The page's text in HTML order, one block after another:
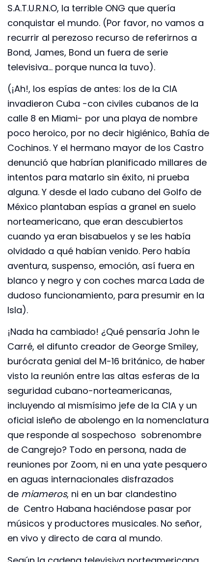
S.A.T.U.R.N.O, la terrible ONG que quería
conquistar el mundo. (Por favor, no vamos a
recurrir al perezoso recurso de referirnos a
Bond, James, Bond un fuera de serie
televisiva… porque nunca la tuvo).
(¡Ah!, los espías de antes: los de la CIA
invadieron Cuba -con civiles cubanos de la
calle 8 en Miami- por una playa de nombre
poco heroico, por no decir higiénico, Bahía de
Cochinos. Y el hermano mayor de los Castro
denunció que habrían planificado millares de
intentos para matarlo sin éxito, ni prueba
alguna. Y desde el lado cubano del Golfo de
México plantaban espías a granel en suelo
norteamericano, que eran descubiertos
cuando ya eran bisabuelos y se les había
olvidado a qué habían venido. Pero había
aventura, suspenso, emoción, así fuera en
blanco y negro y con coches marca Lada de
dudoso funcionamiento, para presumir en la
Isla).
¡Nada ha cambiado! ¿Qué pensaría John le
Carré, el difunto creador de George Smiley,
burócrata genial del M-16 británico, de haber
visto la reunión entre las altas esferas de la
seguridad cubano-norteamericanas,
incluyendo al mismísimo jefe de la CIA y un
oficial isleño de abolengo en la nomenclatura
que responde al sospechoso sobrenombre
de Cangrejo? Todo en persona, nada de
reuniones por Zoom, ni en una yate pesquero
en aguas internacionales disfrazados
de miameros, ni en un bar clandestino
de Centro Habana haciéndose pasar por
músicos y productores musicales. No señor,
en vivo y directo de cara al mundo.